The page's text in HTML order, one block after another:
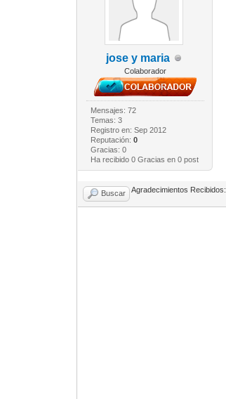
jose y maria
Colaborador
Mensajes: 72
Temas: 3
Registro en: Sep 2012
Reputación: 0
Gracias: 0
Ha recibido 0 Gracias en 0 post
Buscar Agradecimientos Recibidos: